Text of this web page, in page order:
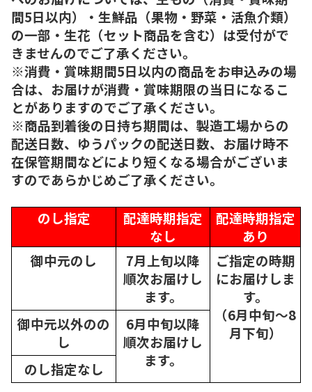
間5日以内）・生鮮品（果物・野菜・活魚介類）
の一部・生花（セット商品を含む）は受付がで
きませんのでご了承ください。
※消費・賞味期間5日以内の商品をお申込みの場
合は、お届けが消費・賞味期限の当日になるこ
とがありますのでご了承ください。
※商品到着後の日持ち期間は、製造工場からの
配送日数、ゆうパックの配送日数、お届け時不
在保管期間などにより短くなる場合がございま
すのであらかじめご了承ください。
のし指定
配達時期指定
なし
配達時期指定
あり
御中元のし
7月上旬以降
順次お届けし
ます。
ご指定の時期
にお届けしま
す。
（6月中旬～8
月下旬）
御中元以外のの
し
6月中旬以降
順次お届けし
ます。
のし指定なし